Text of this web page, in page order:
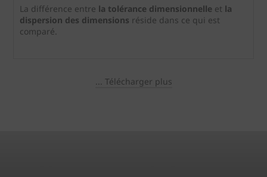
La différence entre la tolérance dimensionnelle et la
dispersion des dimensions réside dans ce qui est
comparé.
... Télécharger plus